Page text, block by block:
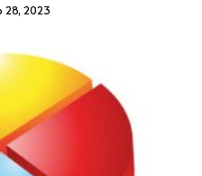
28, 2023